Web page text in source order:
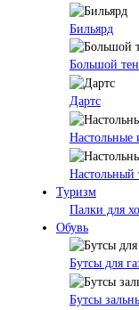
Бильярд
Большой
Дартс
Настольные
Настольный
Туризм
Палки для
Обувь
Бутсы для
Бутсы